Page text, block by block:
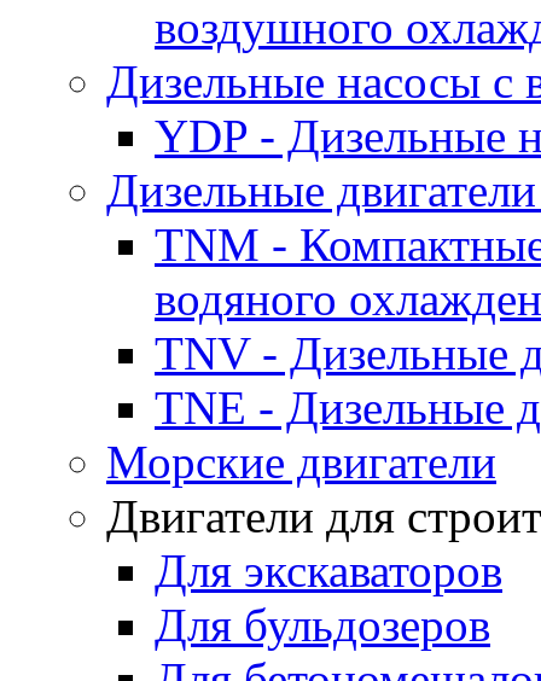
воздушного
Дизельные насосы
YDP - Дизельные
Дизельные
TNM -
водяного
TNV - Дизельные
TNE - Дизельные
Морские двигатели
Двигатели для
Для экскаваторов
Для бульдозеров